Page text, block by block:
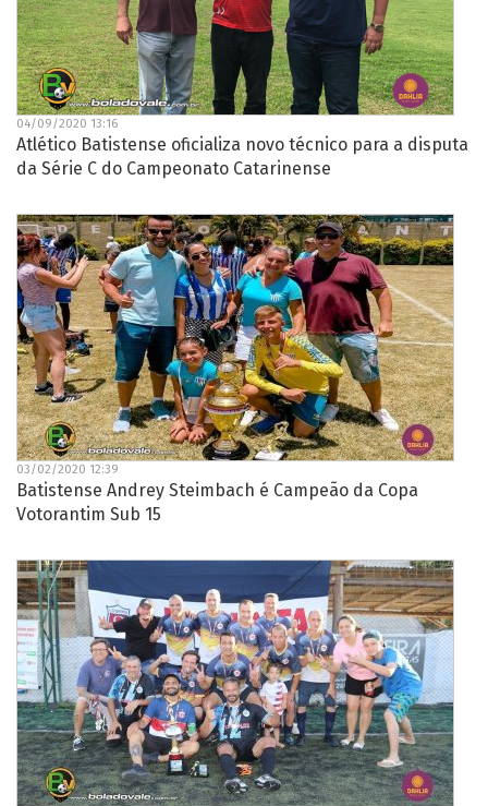
04/09/2020 13:16
Atlético Batistense oficializa novo técnico para a disputa
da Série C do Campeonato Catarinense
03/02/2020 12:39
Batistense Andrey Steimbach é Campeão da Copa
Votorantim Sub 15